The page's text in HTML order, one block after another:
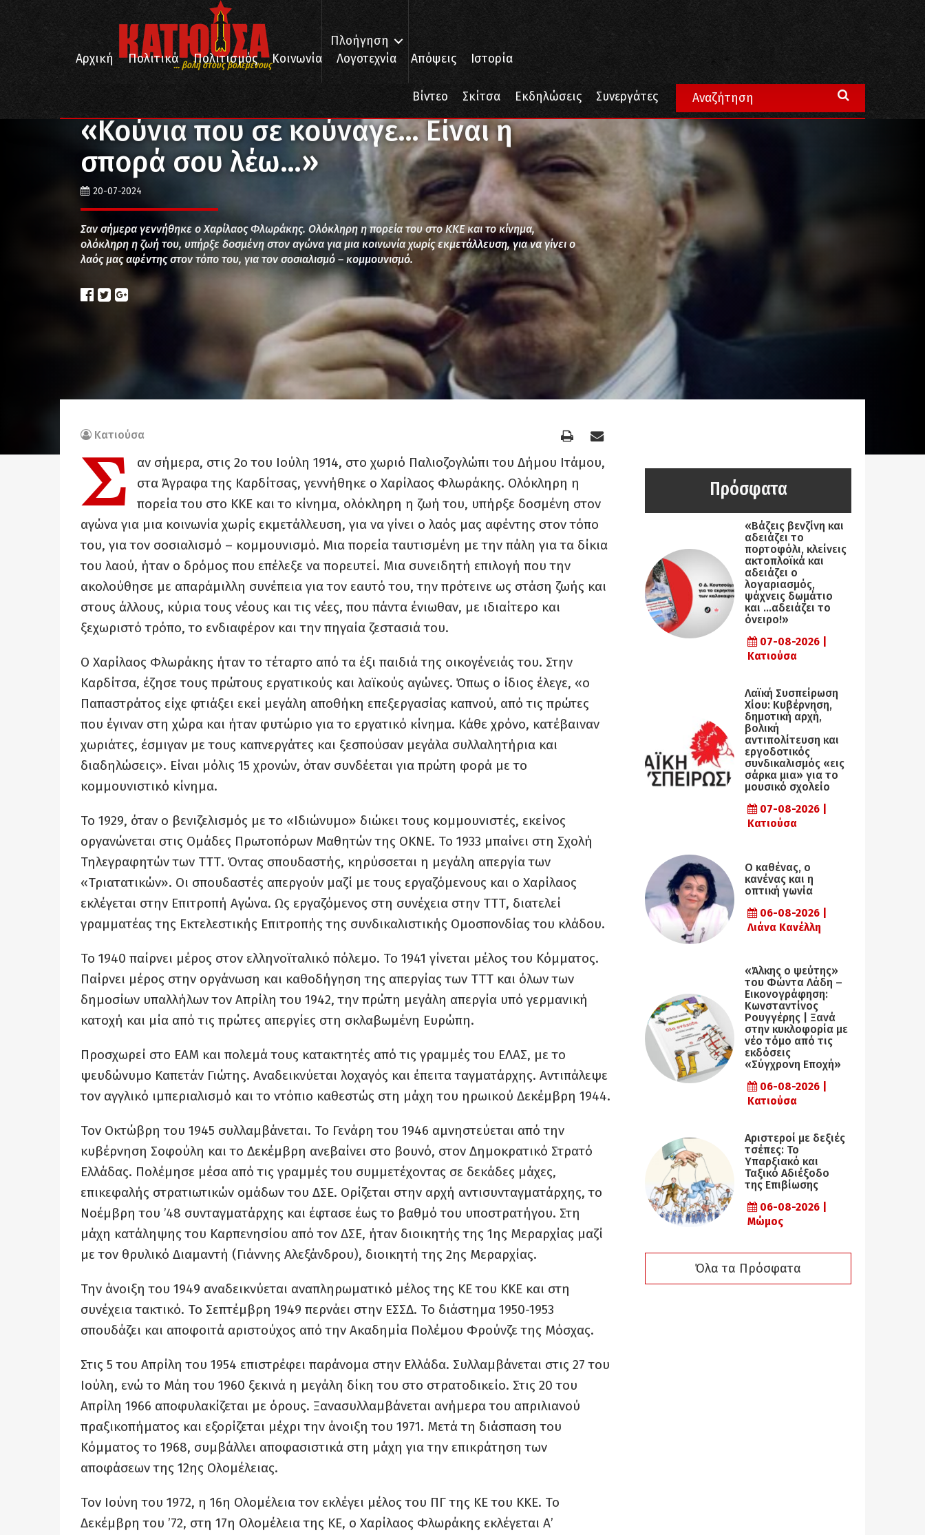
... βολή στους βολεμένους
Πλοήγηση
Αρχική
Πολιτικά Πολιτισμός Κοινωνία Λογοτεχνία Απόψεις Ιστορία
Βίντεο Σκίτσα Εκδηλώσεις Συνεργάτες
Ιστορία «Κούνια που σε κούναγε… Είναι η σπορά σου λέω…»
«Κούνια που σε κούναγε… Είναι η
σπορά σου λέω…»
20-07-2024
Σαν σήμερα γεννήθηκε ο Χαρίλαος Φλωράκης. Ολόκληρη η πορεία του στο ΚΚΕ και το κίνημα,
ολόκληρη η ζωή του, υπήρξε δοσμένη στον αγώνα για μια κοινωνία χωρίς εκμετάλλευση, για να γίνει ο
λαός μας αφέντης στον τόπο του, για τον σοσιαλισμό – κομμουνισμό.
Κατιούσα
Σ
αν σήμερα, στις 2ο του Ιούλη 1914, στο χωριό Παλιοζογλώπι του Δήμου Ιτάμου,
στα Άγραφα της Καρδίτσας, γεννήθηκε ο Χαρίλαος Φλωράκης. Ολόκληρη η
πορεία του στο ΚΚΕ και το κίνημα, ολόκληρη η ζωή του, υπήρξε δοσμένη στον
αγώνα για μια κοινωνία χωρίς εκμετάλλευση, για να γίνει ο λαός μας αφέντης στον τόπο
του, για τον σοσιαλισμό – κομμουνισμό. Μια πορεία ταυτισμένη με την πάλη για τα δίκια
του λαού, ήταν ο δρόμος που επέλεξε να πορευτεί. Μια συνειδητή επιλογή που την
ακολούθησε με απαράμιλλη συνέπεια για τον εαυτό του, την πρότεινε ως στάση ζωής και
στους άλλους, κύρια τους νέους και τις νέες, που πάντα ένιωθαν, με ιδιαίτερο και
ξεχωριστό τρόπο, το ενδιαφέρον και την πηγαία ζεστασιά του.
Ο Χαρίλαος Φλωράκης ήταν το τέταρτο από τα έξι παιδιά της οικογένειάς του. Στην
Καρδίτσα, έζησε τους πρώτους εργατικούς και λαϊκούς αγώνες. Όπως ο ίδιος έλεγε, «ο
Παπαστράτος είχε φτιάξει εκεί μεγάλη αποθήκη επεξεργασίας καπνού, από τις πρώτες
που έγιναν στη χώρα και ήταν φυτώριο για το εργατικό κίνημα. Κάθε χρόνο, κατέβαιναν
χωριάτες, έσμιγαν με τους καπνεργάτες και ξεσπούσαν μεγάλα συλλαλητήρια και
διαδηλώσεις». Είναι μόλις 15 χρονών, όταν συνδέεται για πρώτη φορά με το
κομμουνιστικό κίνημα.
Το 1929, όταν ο βενιζελισμός με το «Ιδιώνυμο» διώκει τους κομμουνιστές, εκείνος
οργανώνεται στις Ομάδες Πρωτοπόρων Μαθητών της ΟΚΝΕ. Το 1933 μπαίνει στη Σχολή
Τηλεγραφητών των ΤΤΤ. Όντας σπουδαστής, κηρύσσεται η μεγάλη απεργία των
«Τριατατικών». Οι σπουδαστές απεργούν μαζί με τους εργαζόμενους και ο Χαρίλαος
εκλέγεται στην Επιτροπή Αγώνα. Ως εργαζόμενος στη συνέχεια στην ΤΤΤ, διατελεί
γραμματέας της Εκτελεστικής Επιτροπής της συνδικαλιστικής Ομοσπονδίας του κλάδου.
Το 1940 παίρνει μέρος στον ελληνοϊταλικό πόλεμο. Το 1941 γίνεται μέλος του Κόμματος.
Παίρνει μέρος στην οργάνωση και καθοδήγηση της απεργίας των ΤΤΤ και όλων των
δημοσίων υπαλλήλων τον Απρίλη του 1942, την πρώτη μεγάλη απεργία υπό γερμανική
κατοχή και μία από τις πρώτες απεργίες στη σκλαβωμένη Ευρώπη.
Προσχωρεί στο ΕΑΜ και πολεμά τους κατακτητές από τις γραμμές του ΕΛΑΣ, με το
ψευδώνυμο Καπετάν Γιώτης. Αναδεικνύεται λοχαγός και έπειτα ταγματάρχης. Αντιπάλεψε
τον αγγλικό ιμπεριαλισμό και το ντόπιο καθεστώς στη μάχη του ηρωικού Δεκέμβρη 1944.
Τον Οκτώβρη του 1945 συλλαμβάνεται. Το Γενάρη του 1946 αμνηστεύεται από την
κυβέρνηση Σοφούλη και το Δεκέμβρη ανεβαίνει στο βουνό, στον Δημοκρατικό Στρατό
Ελλάδας. Πολέμησε μέσα από τις γραμμές του συμμετέχοντας σε δεκάδες μάχες,
επικεφαλής στρατιωτικών ομάδων του ΔΣΕ. Ορίζεται στην αρχή αντισυνταγματάρχης, το
Νοέμβρη του ’48 συνταγματάρχης και έφτασε έως το βαθμό του υποστρατήγου. Στη
μάχη κατάληψης του Καρπενησίου από τον ΔΣΕ, ήταν διοικητής της 1ης Μεραρχίας μαζί
με τον θρυλικό Διαμαντή (Γιάννης Αλεξάνδρου), διοικητή της 2ης Μεραρχίας.
Την άνοιξη του 1949 αναδεικνύεται αναπληρωματικό μέλος της ΚΕ του ΚΚΕ και στη
συνέχεια τακτικό. Το Σεπτέμβρη 1949 περνάει στην ΕΣΣΔ. Το διάστημα 1950-1953
σπουδάζει και αποφοιτά αριστούχος από την Ακαδημία Πολέμου Φρούνζε της Μόσχας.
Στις 5 του Απρίλη του 1954 επιστρέφει παράνομα στην Ελλάδα. Συλλαμβάνεται στις 27 του
Ιούλη, ενώ το Μάη του 1960 ξεκινά η μεγάλη δίκη του στο στρατοδικείο. Στις 20 του
Απρίλη 1966 αποφυλακίζεται με όρους. Ξανασυλλαμβάνεται ανήμερα του απριλιανού
πραξικοπήματος και εξορίζεται μέχρι την άνοιξη του 1971. Μετά τη διάσπαση του
Κόμματος το 1968, συμβάλλει αποφασιστικά στη μάχη για την επικράτηση των
αποφάσεων της 12ης Ολομέλειας.
Τον Ιούνη του 1972, η 16η Ολομέλεια τον εκλέγει μέλος του ΠΓ της ΚΕ του ΚΚΕ. Το
Δεκέμβρη του ’72, στη 17η Ολομέλεια της ΚΕ, ο Χαρίλαος Φλωράκης εκλέγεται Α’
Πρόσφατα
«Βάζεις βενζίνη και
αδειάζει το
πορτοφόλι, κλείνεις
ακτοπλοϊκά και
αδειάζει ο
λογαριασμός,
ψάχνεις δωμάτιο
και …αδειάζει το
όνειρο!»
07-08-2026 |
Κατιούσα
Λαϊκή Συσπείρωση
Χίου: Κυβέρνηση,
δημοτική αρχή,
βολική
αντιπολίτευση και
εργοδοτικός
συνδικαλισμός «εις
σάρκα μια» για το
μουσικό σχολείο
07-08-2026 |
Κατιούσα
Ο καθένας, ο
κανένας και η
οπτική γωνία
06-08-2026 |
Λιάνα Κανέλλη
«Άλκης ο ψεύτης»
του Φώντα Λάδη –
Εικονογράφηση:
Κωνσταντίνος
Ρουγγέρης | Ξανά
στην κυκλοφορία με
νέο τόμο από τις
εκδόσεις
«Σύγχρονη Εποχή»
06-08-2026 |
Κατιούσα
Αριστεροί με δεξιές
τσέπες: Το
Υπαρξιακό και
Ταξικό Αδιέξοδο
της Επιβίωσης
06-08-2026 |
Μώμος
Όλα τα Πρόσφατα